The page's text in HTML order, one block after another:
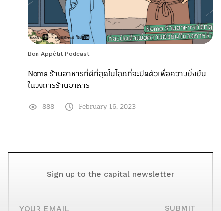
Bon Appétit Podcast
Noma ร้านอาหารที่ดีที่สุดในโลกที่จะปิดตัวเพื่อความยั่งยืน
ในวงการร้านอาหาร
888 February 16, 2023
Sign up to the capital newsletter
SUBMIT